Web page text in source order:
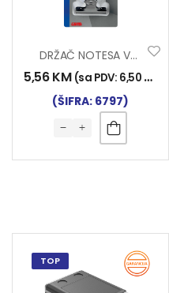
DRŽAČ NOTESA VAKUM 2/1 SET
5,56KM (sa PDV: 6,50 KM
(ŠIFRA: 6797)
TOP